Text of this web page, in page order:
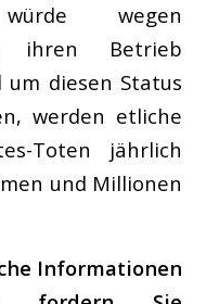
würde wegen
ihren Betrieb
um diesen Status
werden etliche
Toten jährlich
und Millionen
Informationen